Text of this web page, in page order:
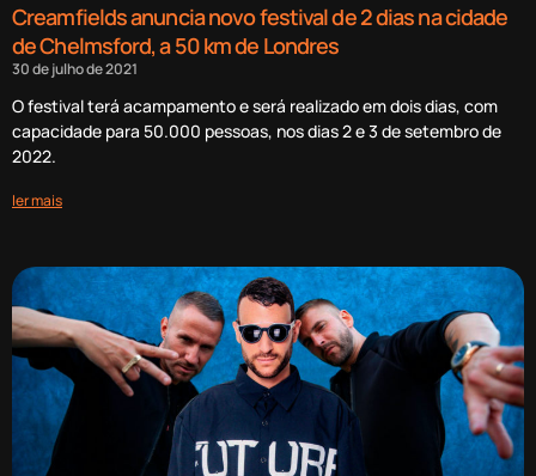
Creamfields anuncia novo festival de 2 dias na cidade
de Chelmsford, a 50 km de Londres
30 de julho de 2021
O festival terá acampamento e será realizado em dois dias, com
capacidade para 50.000 pessoas, nos dias 2 e 3 de setembro de
2022.
ler mais